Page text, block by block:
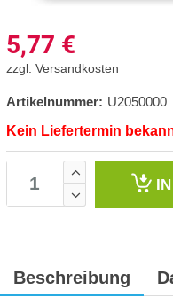
5,77 €
zzgl. Versandkosten
Artikelnummer: U2050000
Kein Liefertermin
Beschreibung